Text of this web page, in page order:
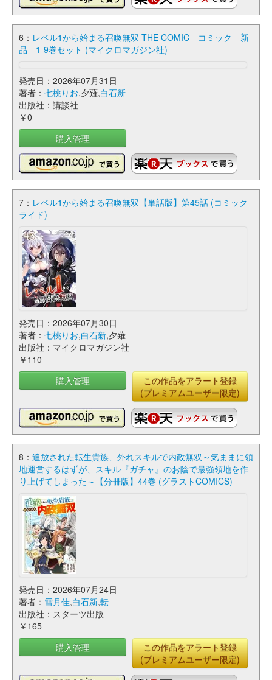
6： レベル1から始まる召喚無双 THE COMIC コミック 新
品 1-9巻セット (マイクロマガジン社)
発売日：2026年07月31日
著者： 七桃りお,夕薙,白石新
出版社：講談社
￥0
購入管理
7： レベル1から始まる召喚無双【単話版】第45話 (コミック
ライド)
発売日：2026年07月30日
著者： 七桃りお,白石新,夕薙
出版社：マイクロマガジン社
￥110
購入管理
この作品をアラート登録
(プレミアムユーザー限定)
8： 追放された転生貴族、外れスキルで内政無双～気ままに領
地運営するはずが、スキル『ガチャ』のお陰で最強領地を作
り上げてしまった～【分冊版】44巻 (グラストCOMICS)
発売日：2026年07月24日
著者： 雪月佳,白石新,転
出版社：スターツ出版
￥165
購入管理
この作品をアラート登録
(プレミアムユーザー限定)